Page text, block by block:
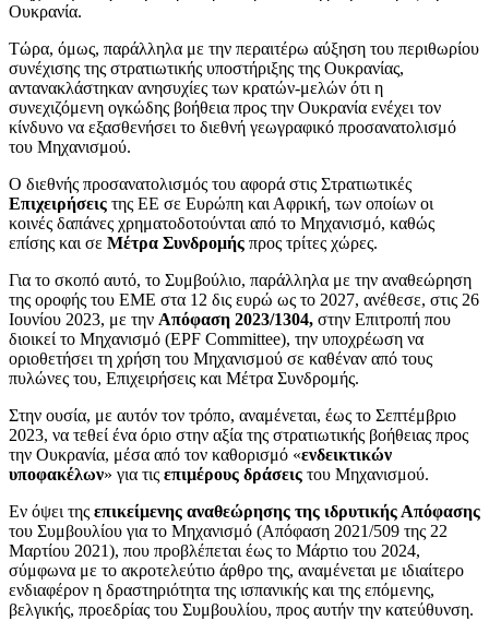
Ουκρανία.
Τώρα, όμως, παράλληλα με την περαιτέρω αύξηση του περιθωρίου
συνέχισης της στρατιωτικής υποστήριξης της Ουκρανίας,
αντανακλάστηκαν ανησυχίες των κρατών-μελών ότι η
συνεχιζόμενη ογκώδης βοήθεια προς την Ουκρανία ενέχει τον
κίνδυνο να εξασθενήσει το διεθνή γεωγραφικό προσανατολισμό
του Μηχανισμού.
Ο διεθνής προσανατολισμός του αφορά στις Στρατιωτικές
Επιχειρήσεις της ΕΕ σε Ευρώπη και Αφρική, των οποίων οι
κοινές δαπάνες χρηματοδοτούνται από το Μηχανισμό, καθώς
επίσης και σε Μέτρα Συνδρομής προς τρίτες χώρες.
Για το σκοπό αυτό, το Συμβούλιο, παράλληλα με την αναθεώρηση
της οροφής του ΕΜΕ στα 12 δις ευρώ ως το 2027, ανέθεσε, στις 26
Ιουνίου 2023, με την Απόφαση 2023/1304, στην Επιτροπή που
διοικεί το Μηχανισμό (EPF Committee), την υποχρέωση να
οριοθετήσει τη χρήση του Μηχανισμού σε καθέναν από τους
πυλώνες του, Επιχειρήσεις και Μέτρα Συνδρομής.
Στην ουσία, με αυτόν τον τρόπο, αναμένεται, έως το Σεπτέμβριο
2023, να τεθεί ένα όριο στην αξία της στρατιωτικής βοήθειας προς
την Ουκρανία, μέσα από τον καθορισμό «ενδεικτικών
υποφακέλων» για τις επιμέρους δράσεις του Μηχανισμού.
Εν όψει της επικείμενης αναθεώρησης της ιδρυτικής Απόφασης
του Συμβουλίου για το Μηχανισμό (Απόφαση 2021/509 της 22
Μαρτίου 2021), που προβλέπεται έως το Μάρτιο του 2024,
σύμφωνα με το ακροτελεύτιο άρθρο της, αναμένεται με ιδιαίτερο
ενδιαφέρον η δραστηριότητα της ισπανικής και της επόμενης,
βελγικής, προεδρίας του Συμβουλίου, προς αυτήν την κατεύθυνση.